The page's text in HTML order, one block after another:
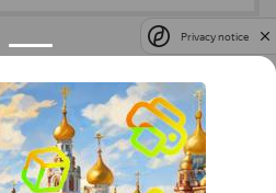
+7 (861) 298-41-90
Privacy notice